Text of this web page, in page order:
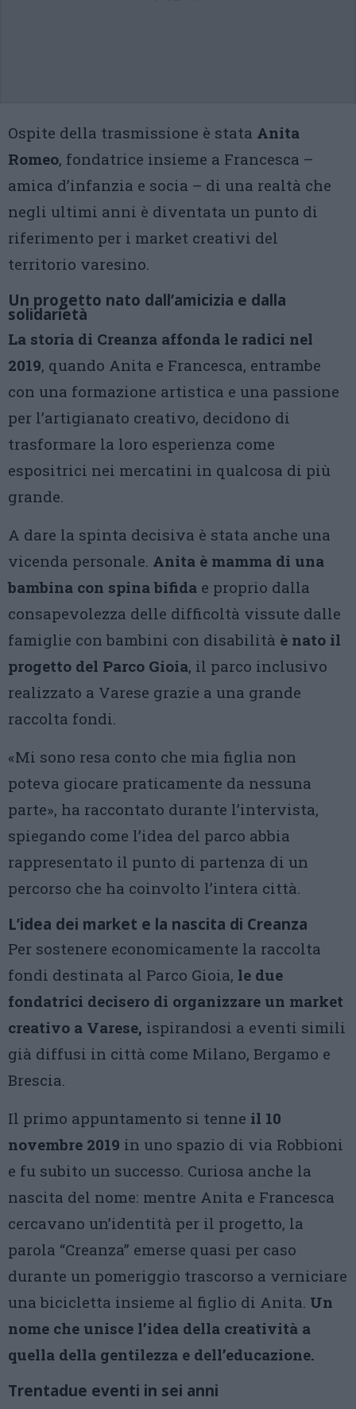
Ospite della trasmissione è stata Anita
Romeo, fondatrice insieme a Francesca –
amica d’infanzia e socia – di una realtà che
negli ultimi anni è diventata un punto di
riferimento per i market creativi del
territorio varesino.
Un progetto nato dall’amicizia e dalla
solidarietà
La storia di Creanza affonda le radici nel
2019, quando Anita e Francesca, entrambe
con una formazione artistica e una passione
per l’artigianato creativo, decidono di
trasformare la loro esperienza come
espositrici nei mercatini in qualcosa di più
grande.
A dare la spinta decisiva è stata anche una
vicenda personale. Anita è mamma di una
bambina con spina bifida e proprio dalla
consapevolezza delle difficoltà vissute dalle
famiglie con bambini con disabilità è nato il
progetto del Parco Gioia, il parco inclusivo
realizzato a Varese grazie a una grande
raccolta fondi.
«Mi sono resa conto che mia figlia non
poteva giocare praticamente da nessuna
parte», ha raccontato durante l’intervista,
spiegando come l’idea del parco abbia
rappresentato il punto di partenza di un
percorso che ha coinvolto l’intera città.
L’idea dei market e la nascita di Creanza
Per sostenere economicamente la raccolta
fondi destinata al Parco Gioia, le due
fondatrici decisero di organizzare un market
creativo a Varese, ispirandosi a eventi simili
già diffusi in città come Milano, Bergamo e
Brescia.
Il primo appuntamento si tenne il 10
novembre 2019 in uno spazio di via Robbioni
e fu subito un successo. Curiosa anche la
nascita del nome: mentre Anita e Francesca
cercavano un’identità per il progetto, la
parola “Creanza” emerse quasi per caso
durante un pomeriggio trascorso a verniciare
una bicicletta insieme al figlio di Anita. Un
nome che unisce l’idea della creatività a
quella della gentilezza e dell’educazione.
Trentadue eventi in sei anni